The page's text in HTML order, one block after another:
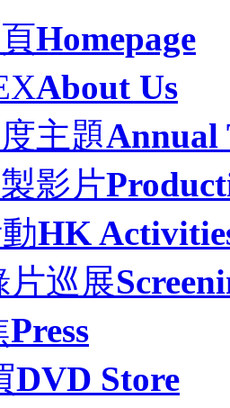
Homepage
About Us
主題Annual
影片
HK
片巡展
Press
DVD Store